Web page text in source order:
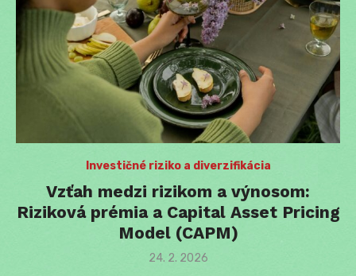
Investičné riziko a diverzifikácia
Vzťah medzi rizikom a výnosom:
Riziková prémia a Capital Asset Pricing
Model (CAPM)
Posted
24. 2. 2026